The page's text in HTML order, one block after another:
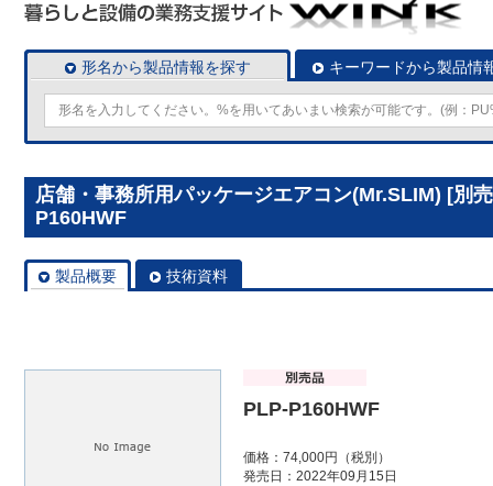
形名から製品情報を探す キーワードから製品情
店舗・事務所用パッケージエアコン(Mr.SLIM) [別
P160HWF
製品概要 技術資料
PLP-P160HWF
価格：74,000円（税別）
発売日：2022年09月15日